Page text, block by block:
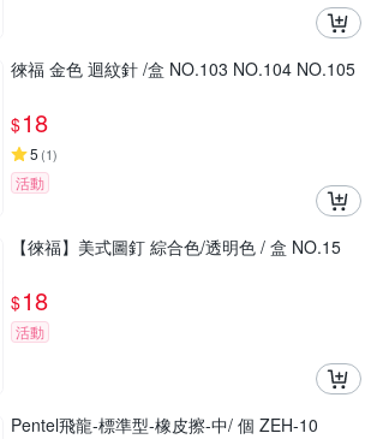
徠福 金色 迴紋針 /盒 NO.103 NO.104 NO.105
$18
5 (1)
活動
【徠福】美式圖釘 綜合色/透明色 / 盒 NO.15
$18
活動
Pentel飛龍-標準型-橡皮擦-中/ 個 ZEH-10